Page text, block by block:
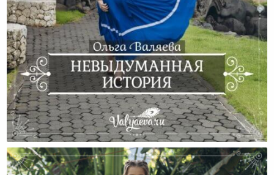
Невыдуманная История